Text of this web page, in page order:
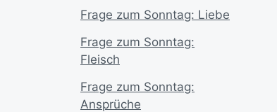
Frage zum Sonntag: Liebe
Frage zum Sonntag:
Fleisch
Frage zum Sonntag:
Ansprüche